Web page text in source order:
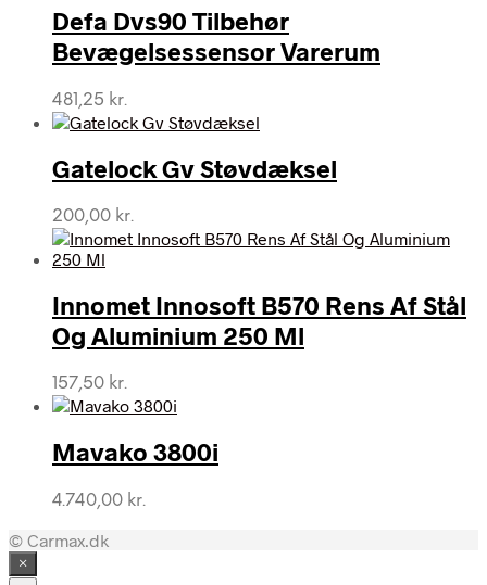
Defa Dvs90 Tilbehør
Bevægelsessensor Varerum
481,25 kr.
Gatelock Gv Støvdæksel
200,00 kr.
Innomet Innosoft B570 Rens Af Stål
Og Aluminium 250 Ml
157,50 kr.
Mavako 3800i
4.740,00 kr.
© Carmax.dk
×